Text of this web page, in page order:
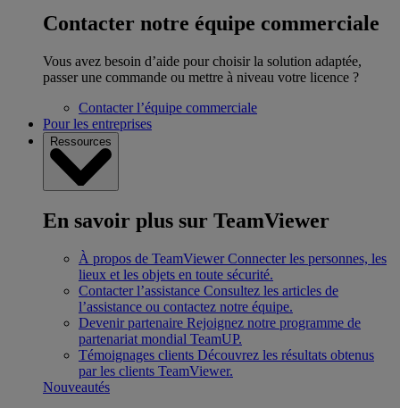
Contacter notre équipe commerciale
Vous avez besoin d’aide pour choisir la solution adaptée,
passer une commande ou mettre à niveau votre licence ?
Contacter l’équipe commerciale
Pour les entreprises
Ressources
En savoir plus sur TeamViewer
À propos de TeamViewer Connecter les personnes, les
lieux et les objets en toute sécurité.
Contacter l’assistance Consultez les articles de
l’assistance ou contactez notre équipe.
Devenir partenaire Rejoignez notre programme de
partenariat mondial TeamUP.
Témoignages clients Découvrez les résultats obtenus
par les clients TeamViewer.
Nouveautés